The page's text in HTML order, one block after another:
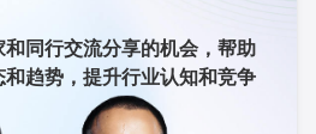
同行交流分享的机会，帮助
趋势，提升行业认知和竞争